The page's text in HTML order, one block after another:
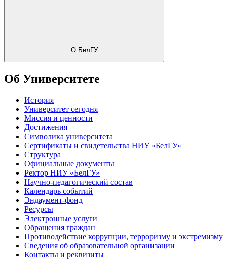
О БелГУ
Об Университете
История
Университет сегодня
Миссия и ценности
Достижения
Символика университета
Сертификаты и свидетельства НИУ «БелГУ»
Структура
Официальные документы
Ректор НИУ «БелГУ»
Научно-педагогический состав
Календарь событий
Эндаумент-фонд
Ресурсы
Электронные услуги
Обращения граждан
Противодействие коррупции, терроризму и экстремизму
Сведения об образовательной организации
Контакты и реквизиты